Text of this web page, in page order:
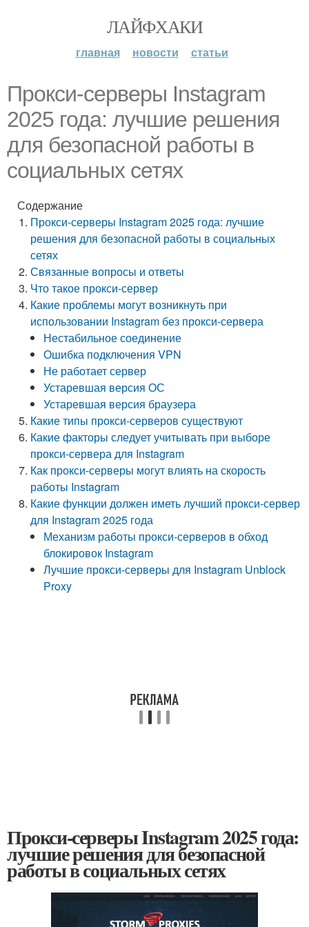
ЛАЙФХАКИ
главная новости статьи
Прокси-серверы Instagram
2025 года: лучшие решения
для безопасной работы в
социальных сетях
Содержание
Прокси-серверы Instagram 2025 года: лучшие
решения для безопасной работы в социальных
сетях
Связанные вопросы и ответы
Что такое прокси-сервер
Какие проблемы могут возникнуть при
использовании Instagram без прокси-сервера
Нестабильное соединение
Ошибка подключения VPN
Не работает сервер
Устаревшая версия ОС
Устаревшая версия браузера
Какие типы прокси-серверов существуют
Какие факторы следует учитывать при выборе
прокси-сервера для Instagram
Как прокси-серверы могут влиять на скорость
работы Instagram
Какие функции должен иметь лучший прокси-сервер
для Instagram 2025 года
Механизм работы прокси-серверов в обход
блокировок Instagram
Лучшие прокси-серверы для Instagram Unblock
Proxy
Прокси-серверы Instagram 2025 года:
лучшие решения для безопасной
работы в социальных сетях